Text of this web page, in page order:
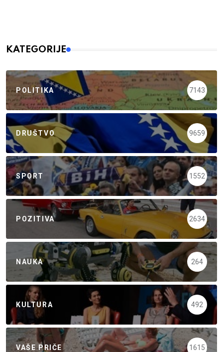
KATEGORIJE
POLITIKA 7143
DRUŠTVO 9659
SPORT 1552
POZITIVA 2634
NAUKA 264
KULTURA 492
VAŠE PRIČE 1615